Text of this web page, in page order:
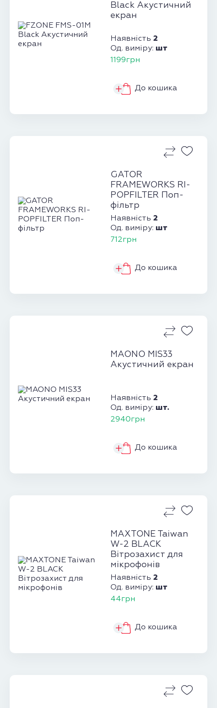
Black Акустичний
екран
Наявність 2
Од. виміру: шт
1199грн
До кошика
GATOR
FRAMEWORKS RI-
POPFILTER Поп-
фільтр
Наявність 2
Од. виміру: шт
712грн
До кошика
MAONO MIS33
Акустичний екран
Наявність 2
Од. виміру: шт.
2940грн
До кошика
MAXTONE Taiwan
W-2 BLACK
Вітрозахист для
мікрофонів
Наявність 2
Од. виміру: шт
44грн
До кошика